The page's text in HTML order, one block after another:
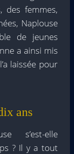
des femmes,
Naplouse
de jeunes
a ainsi mis
laissée pour
ans
s’est-elle
? Il y a tout